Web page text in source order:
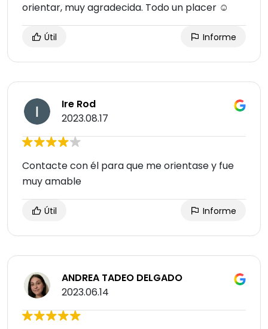
orientar, muy agradecida. Todo un placer ☺️
Útil Informe
Ire Rod
2023.08.17
Contacte con él para que me orientase y fue
muy amable
Útil Informe
ANDREA TADEO DELGADO
2023.06.14